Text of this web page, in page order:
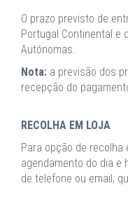
O prazo previsto de
Portugal Continental e
Autónomas.
Nota: a previsão dos
recepção do
RECOLHA EM LOJA
Para opção de recolha
agendamento do dia e
de telefone ou email,